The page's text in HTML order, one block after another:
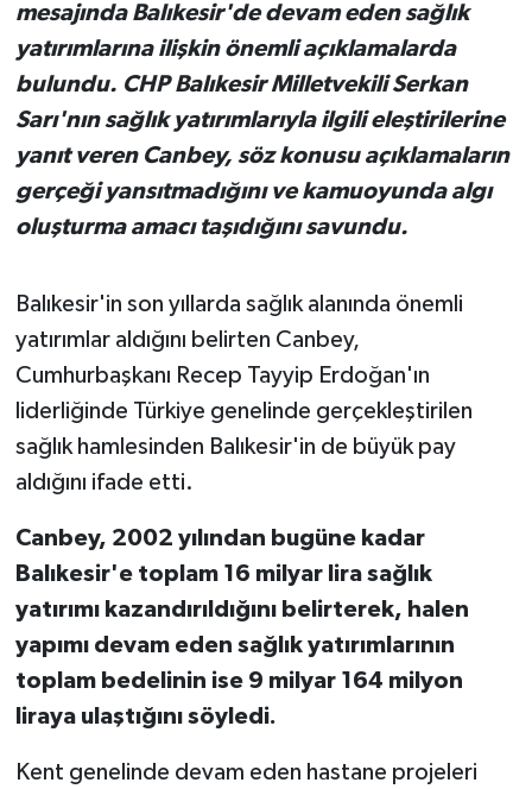
mesajında Balıkesir'de devam eden sağlık
yatırımlarına ilişkin önemli açıklamalarda
bulundu. CHP Balıkesir Milletvekili Serkan
Sarı'nın sağlık yatırımlarıyla ilgili eleştirilerine
yanıt veren Canbey, söz konusu açıklamaların
gerçeği yansıtmadığını ve kamuoyunda algı
oluşturma amacı taşıdığını savundu.
Balıkesir'in son yıllarda sağlık alanında önemli
yatırımlar aldığını belirten Canbey,
Cumhurbaşkanı Recep Tayyip Erdoğan'ın
liderliğinde Türkiye genelinde gerçekleştirilen
sağlık hamlesinden Balıkesir'in de büyük pay
aldığını ifade etti.
Canbey, 2002 yılından bugüne kadar
Balıkesir'e toplam 16 milyar lira sağlık
yatırımı kazandırıldığını belirterek, halen
yapımı devam eden sağlık yatırımlarının
toplam bedelinin ise 9 milyar 164 milyon
liraya ulaştığını söyledi.
Kent genelinde devam eden hastane projeleri
MANŞET
Manyas
OLAY
OTOMOTİV
SAĞLIK
Savaştepe
SEYAHAT
SİYASET
SPOR
SÜRMANŞET